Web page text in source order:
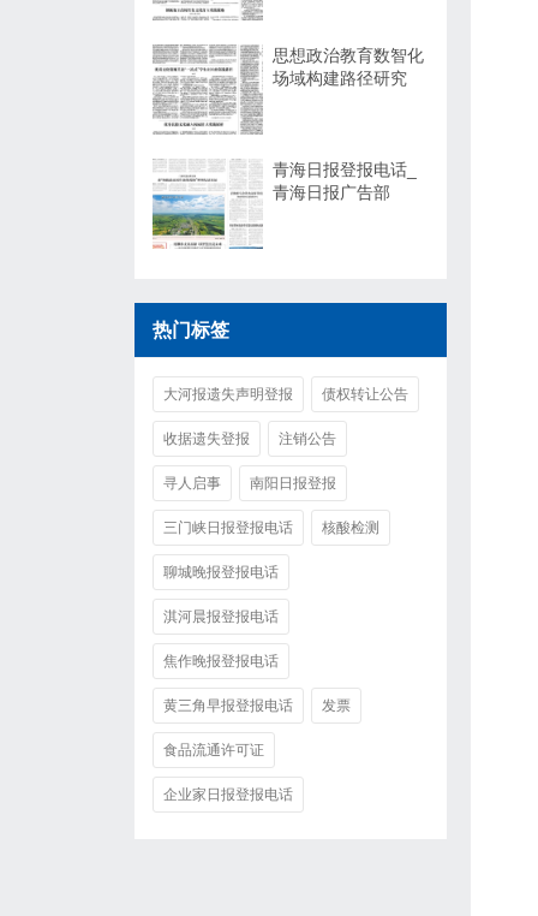
思想政治教育数智化
场域构建路径研究
青海日报登报电话_
青海日报广告部
热门标签
大河报遗失声明登报 债权转让公告
收据遗失登报 注销公告
寻人启事 南阳日报登报
三门峡日报登报电话 核酸检测
聊城晚报登报电话
淇河晨报登报电话
焦作晚报登报电话
黄三角早报登报电话 发票
食品流通许可证
企业家日报登报电话